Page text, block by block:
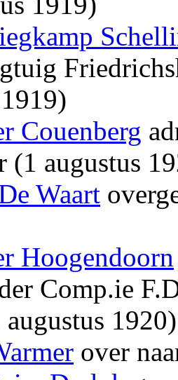
Couenberg
(1 augustus
Waart
Hoogendoorn
Comp.ie
augustus 1920)
over